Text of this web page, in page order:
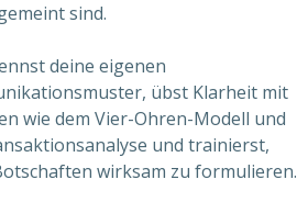
sind.
deine eigenen
übst Klarheit mit
wie dem Vier-Ohren-Modell und
und trainierst,
wirksam zu formulieren.